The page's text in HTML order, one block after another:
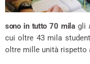
sono in tutto 70 mila gli
cui oltre 43 mila
oltre mille unità rispetto